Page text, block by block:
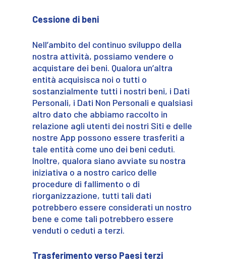
Cessione di beni
Nell’ambito del continuo sviluppo della
nostra attività, possiamo vendere o
acquistare dei beni. Qualora un’altra
entità acquisisca noi o tutti o
sostanzialmente tutti i nostri beni, i Dati
Personali, i Dati Non Personali e qualsiasi
altro dato che abbiamo raccolto in
relazione agli utenti dei nostri Siti e delle
nostre App possono essere trasferiti a
tale entità come uno dei beni ceduti.
Inoltre, qualora siano avviate su nostra
iniziativa o a nostro carico delle
procedure di fallimento o di
riorganizzazione, tutti tali dati
potrebbero essere considerati un nostro
bene e come tali potrebbero essere
venduti o ceduti a terzi.
Trasferimento verso Paesi terzi